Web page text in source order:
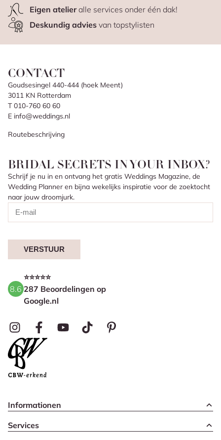
Eigen atelieralle services onder één dak!
Deskundig adviesvan topstylisten
CONTACT
Goudsesingel 440-444 (hoek Meent)
3011 KN Rotterdam
T 010-760 60 60
E info@weddings.nl
Routebeschrijving
BRIDAL SECRETS IN YOUR INBOX?
Schrijf je nu in en ontvang het gratis Weddings Magazine, de
Wedding Planner en bijna wekelijks inspiratie voor de zoektocht
naar jouw droomjurk.
VERSTUUR
8.6
⭐⭐⭐⭐⭐
287 Beoordelingen op
Google.nl
Informationen
Services